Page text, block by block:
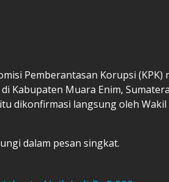
Pemberantasan Korupsi (KPK)
Kabupaten Muara Enim,
dikonfirmasi langsung oleh Wakil
dalam pesan singkat.